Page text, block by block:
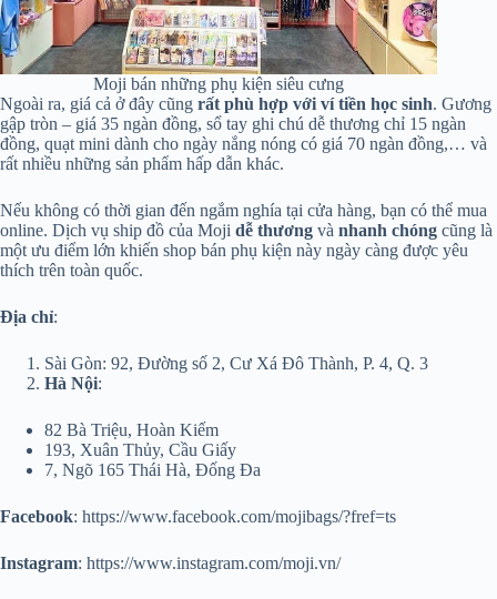
Moji bán những phụ kiện siêu cưng
Ngoài ra, giá cả ở đây cũng rất phù hợp với ví tiền học sinh. Gương
gập tròn – giá 35 ngàn đồng, sổ tay ghi chú dễ thương chỉ 15 ngàn
đồng, quạt mini dành cho ngày nắng nóng có giá 70 ngàn đồng,… và
rất nhiều những sản phẩm hấp dẫn khác.
Nếu không có thời gian đến ngắm nghía tại cửa hàng, bạn có thể mua
online. Dịch vụ ship đồ của Moji dễ thương và nhanh chóng cũng là
một ưu điểm lớn khiến shop bán phụ kiện này ngày càng được yêu
thích trên toàn quốc.
Địa chỉ:
Sài Gòn: 92, Đường số 2, Cư Xá Đô Thành, P. 4, Q. 3
Hà Nội:
82 Bà Triệu, Hoàn Kiếm
193, Xuân Thủy, Cầu Giấy
7, Ngõ 165 Thái Hà, Đống Đa
Facebook: https://www.facebook.com/mojibags/?fref=ts
Instagram: https://www.instagram.com/moji.vn/